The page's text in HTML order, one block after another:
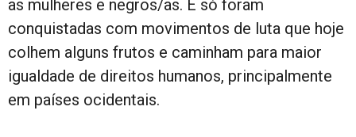
as mulheres e negros/as. E só foram
conquistadas com movimentos de luta que hoje
colhem alguns frutos e caminham para maior
igualdade de direitos humanos, principalmente
em países ocidentais.